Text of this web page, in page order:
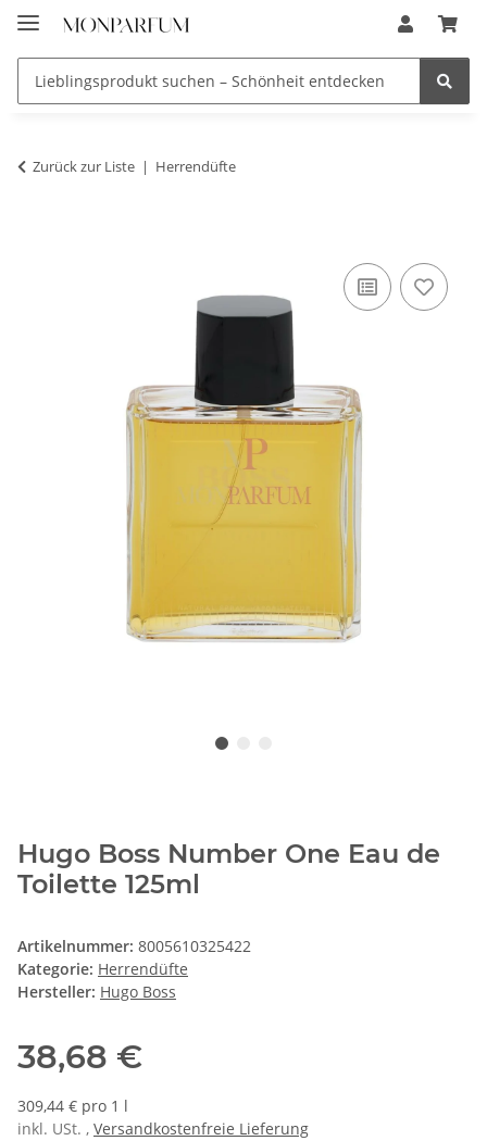
Zurück zur Liste Herrendüfte
Hugo Boss Number One Eau de
Toilette 125ml
Artikelnummer: 8005610325422
Kategorie: Herrendüfte
Hersteller: Hugo Boss
38,68 €
309,44 € pro 1 l
inkl. USt. , Versandkostenfreie Lieferung